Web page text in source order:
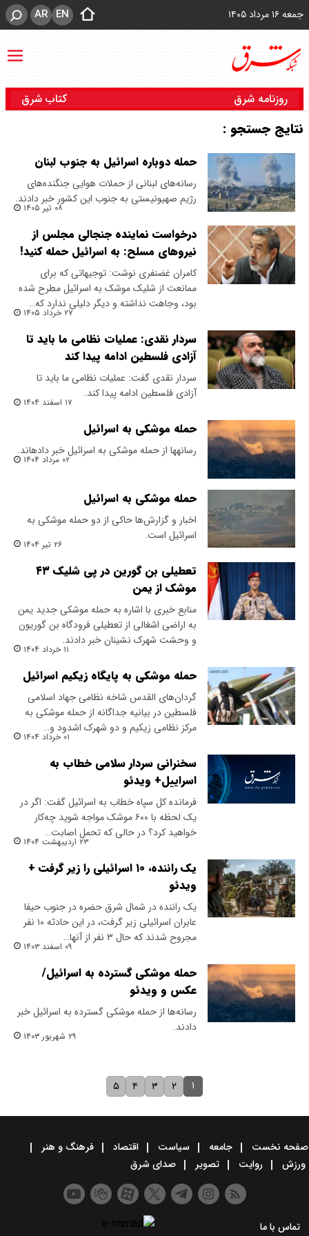
جمعه ۱۶ مرداد ۱۴۰۵ EN
AR
روزنامه شرق کتاب شرق
نتایج جستجو :
حمله دوباره اسرائیل به جنوب لبنان
رسانه‌های لبنانی از حملات هوایی جنگنده‌های
رژیم صهیونیستی به جنوب این کشور خبر دادند.
۰۸ تیر ۱۴۰۵
درخواست نماینده جنجالی مجلس از
نیروهای مسلح: به اسرائیل حمله کنید!
کامران غضنفری نوشت: توجیهاتی که برای
ممانعت از شلیک موشک به اسرائیل مطرح شده
بود، وجاهت نداشته و دیگر دلیلی ندارد که…
۲۷ خرداد ۱۴۰۵
سردار نقدی: عملیات نظامی ما باید تا
آزادی فلسطین ادامه پیدا کند
سردار نقدی گفت: عملیات نظامی ما باید تا
آزادی فلسطین ادامه پیدا کند.
۱۷ اسفند ۱۴۰۴
حمله موشکی به اسرائیل
رسانهها از حمله موشکی به اسرائیل خبر دادهاند.
۰۲ مرداد ۱۴۰۴
حمله موشکی به اسرائیل
اخبار و گزارش‌ها حاکی از دو حمله موشکی به
اسرائیل است.
۲۶ تیر ۱۴۰۴
تعطیلی بن گورین در پی شلیک ۴۳
موشک از یمن
منابع خبری با اشاره به حمله موشکی جدید یمن
به اراضی اشغالی از تعطیلی فرودگاه بن گوریون
و وحشت شهرک نشینان خبر دادند.
۱۱ خرداد ۱۴۰۴
حمله موشکی به پایگاه زیکیم اسرائیل
گردان‌های القدس شاخه نظامی جهاد اسلامی
فلسطین در بیانیه جداگانه از حمله موشکی به
مرکز نظامی زیکیم و دو شهرک اشدود و…
۰۱ خرداد ۱۴۰۴
سخنرانی سردار سلامی خطاب به
اسراییل+ ویدئو
فرمانده کل سپاه خطاب به اسرائیل گفت: اگر در
یک لحظه با ۶۰۰ موشک مواجه شوید چه‌کار
خواهید کرد؟ در حالی که تحمل اصابت…
۲۳ اردیبهشت ۱۴۰۴
یک راننده، ۱۰ اسرائیلی را زیر گرفت +
ویدئو
یک راننده در شمال شرق حضره در جنوب حیفا
عابران اسرائیلی زیر گرفت، در این حادثه ۱۰ نفر
مجروح شدند که حال ۳ نفر از آنها…
۰۹ اسفند ۱۴۰۳
حمله موشکی گسترده به اسرائیل/
عکس و ویدئو
رسانه‌ها از حمله موشکی گسترده به اسرائیل خبر
دادند.
۲۹ شهریور ۱۴۰۳
۱ ۲ ۳ ۴ ۵
صفحه نخست جامعه سیاست اقتصاد
فرهنگ و هنر
ورزش
روایت تصویر صدای شرق
تماس با ما